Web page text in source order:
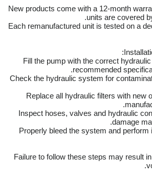
New products come with a 12-month
units are covered
Each remanufactured unit is tested on a
– Fill the pump with the correct
recommended
– Check the hydraulic system for
– Replace all hydraulic filters with new
– Inspect hoses, valves and hydraulic
damage
– Properly bleed the system and
Failure to follow these steps may result